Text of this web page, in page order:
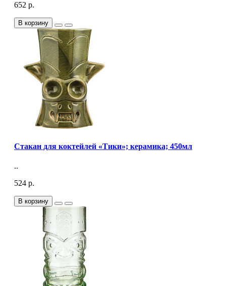
652 р.
В корзину
Стакан для коктейлей «Тики»; керамика; 450мл
..
524 р.
В корзину